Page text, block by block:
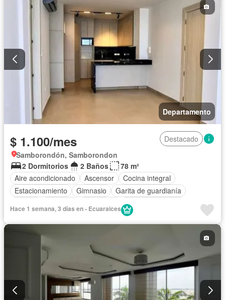
Departamento
$ 1.100/mes
Destacado
Samborondón, Samborondon
2 Dormitorios
2 Baños
78 m²
Aire acondicionado
Ascensor
Cocina integral
Estacionamiento
Gimnasio
Garita de guardianía
Vista panorámica
Hace 1 semana, 3 días en - Ecuaraices